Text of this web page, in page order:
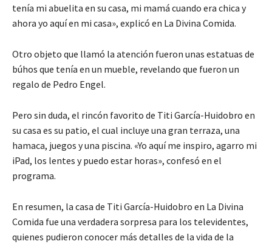
tenía mi abuelita en su casa, mi mamá cuando era chica y
ahora yo aquí en mi casa», explicó en La Divina Comida.
Otro objeto que llamó la atención fueron unas estatuas de
búhos que tenía en un mueble, revelando que fueron un
regalo de Pedro Engel.
Pero sin duda, el rincón favorito de Titi García-Huidobro en
su casa es su patio, el cual incluye una gran terraza, una
hamaca, juegos y una piscina. «Yo aquí me inspiro, agarro mi
iPad, los lentes y puedo estar horas», confesó en el
programa.
En resumen, la casa de Titi García-Huidobro en La Divina
Comida fue una verdadera sorpresa para los televidentes,
quienes pudieron conocer más detalles de la vida de la